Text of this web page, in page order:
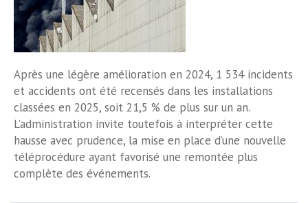
Après une légère amélioration en 2024, 1 534 incidents
et accidents ont été recensés dans les installations
classées en 2025, soit 21,5 % de plus sur un an.
L’administration invite toutefois à interpréter cette
hausse avec prudence, la mise en place d’une nouvelle
téléprocédure ayant favorisé une remontée plus
complète des événements.